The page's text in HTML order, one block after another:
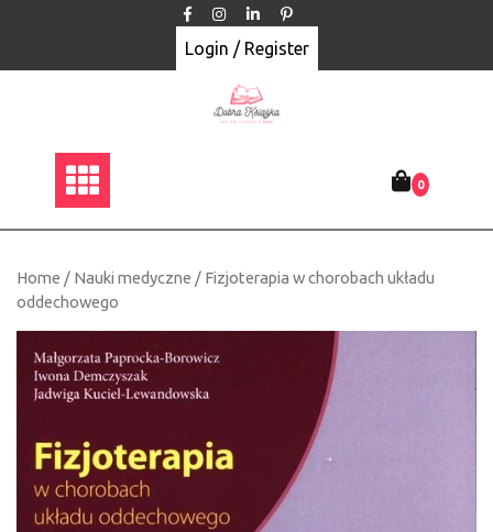
Login / Register
0
Home / Nauki medyczne / Fizjoterapia w chorobach układu
oddechowego